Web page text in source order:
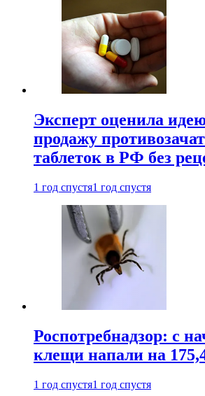
Эксперт оценила
продажу
таблеток в РФ без
1 год спустя1 год спустя
Роспотребнадзор: с
клещи напали на
1 год спустя1 год спустя